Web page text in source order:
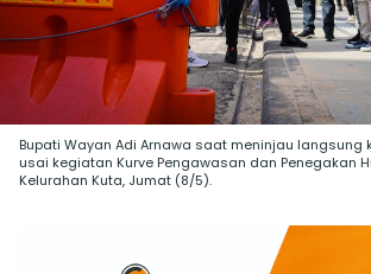
Bupati Wayan Adi Arnawa saat meninjau langsung
usai kegiatan Kurve Pengawasan dan Penegakan
Kelurahan Kuta, Jumat (8/5).